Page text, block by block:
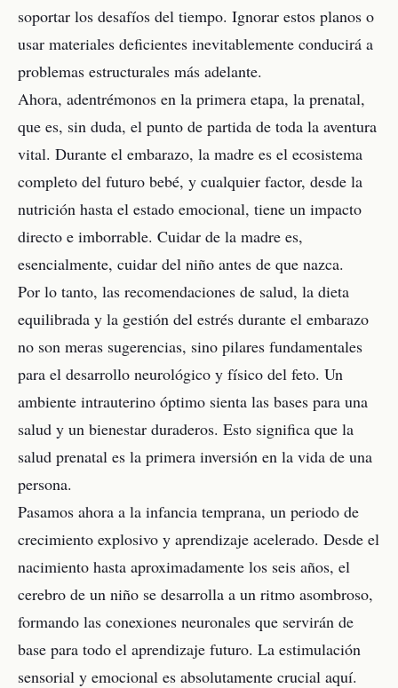
soportar los desafíos del tiempo. Ignorar estos planos o
usar materiales deficientes inevitablemente conducirá a
problemas estructurales más adelante.
Ahora, adentrémonos en la primera etapa, la prenatal,
que es, sin duda, el punto de partida de toda la aventura
vital. Durante el embarazo, la madre es el ecosistema
completo del futuro bebé, y cualquier factor, desde la
nutrición hasta el estado emocional, tiene un impacto
directo e imborrable. Cuidar de la madre es,
esencialmente, cuidar del niño antes de que nazca.
Por lo tanto, las recomendaciones de salud, la dieta
equilibrada y la gestión del estrés durante el embarazo
no son meras sugerencias, sino pilares fundamentales
para el desarrollo neurológico y físico del feto. Un
ambiente intrauterino óptimo sienta las bases para una
salud y un bienestar duraderos. Esto significa que la
salud prenatal es la primera inversión en la vida de una
persona.
Pasamos ahora a la infancia temprana, un periodo de
crecimiento explosivo y aprendizaje acelerado. Desde el
nacimiento hasta aproximadamente los seis años, el
cerebro de un niño se desarrolla a un ritmo asombroso,
formando las conexiones neuronales que servirán de
base para todo el aprendizaje futuro. La estimulación
sensorial y emocional es absolutamente crucial aquí.